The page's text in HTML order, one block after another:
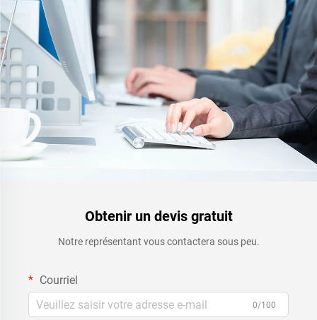
Obtenir un devis gratuit
Notre représentant vous contactera sous peu.
Courriel
0/100